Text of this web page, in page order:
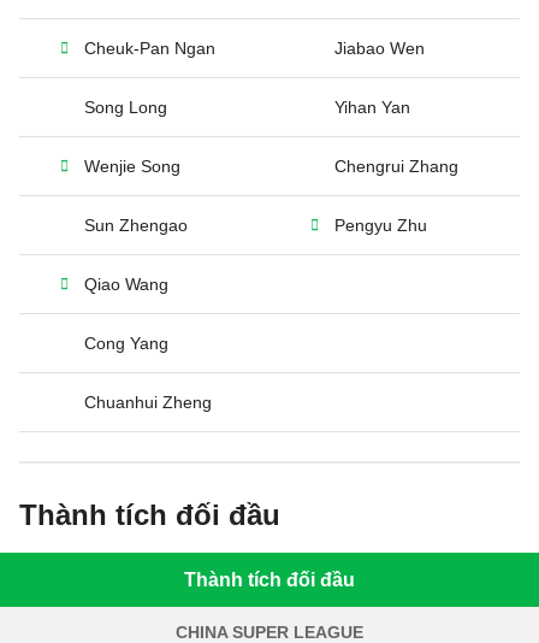
Cheuk-Pan Ngan Jiabao Wen
Song Long Yihan Yan
Wenjie Song Chengrui Zhang
Sun Zhengao Pengyu Zhu
Qiao Wang
Cong Yang
Chuanhui Zheng
Thành tích đối đầu
Thành tích đối đầu
CHINA SUPER LEAGUE